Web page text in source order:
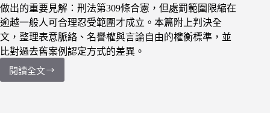
做出的重要見解：刑法第309條合憲，但處罰範圍限縮在
逾越一般人可合理忍受範圍才成立。本篇附上判決全
文，整理表意脈絡、名譽權與言論自由的權衡標準，並
比對過去舊案例認定方式的差異。
閱讀全文
【憲